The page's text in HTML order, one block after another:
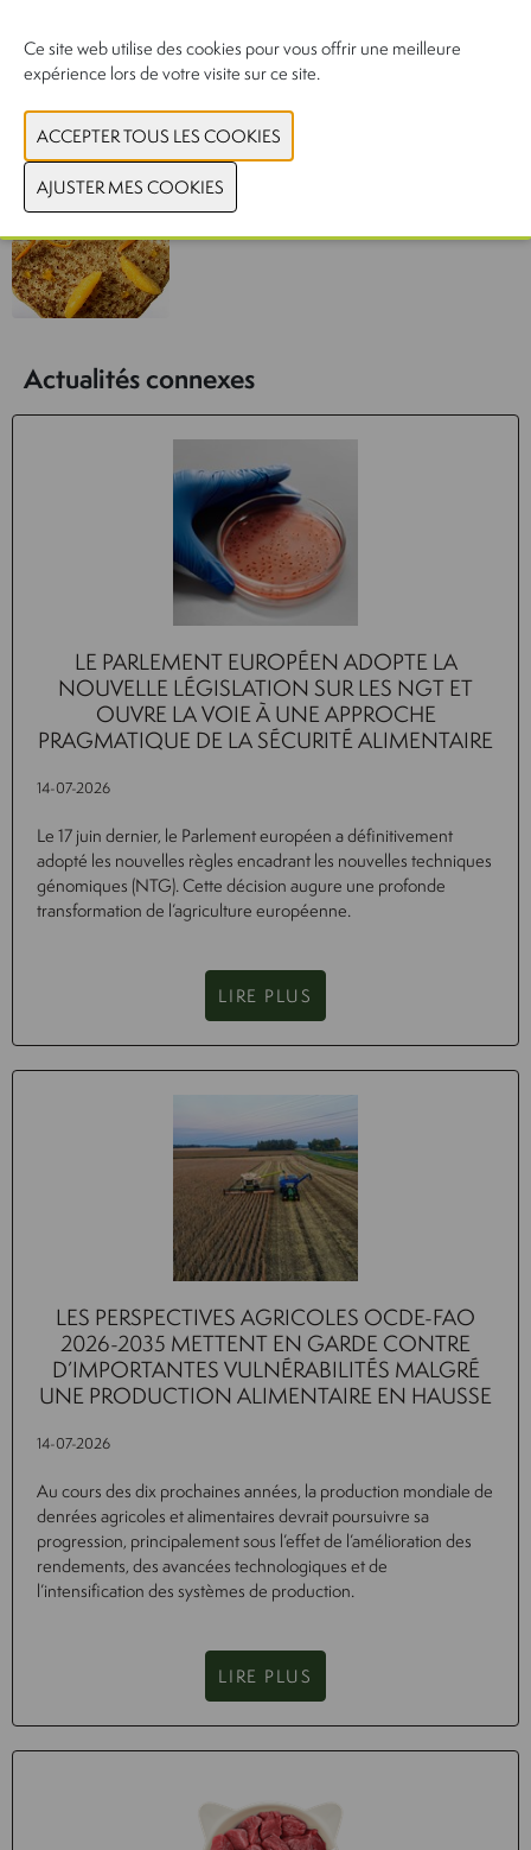
Actualités connexes
LE PARLEMENT EUROPÉEN ADOPTE LA
NOUVELLE LÉGISLATION SUR LES NGT ET
OUVRE LA VOIE À UNE APPROCHE
PRAGMATIQUE DE LA SÉCURITÉ ALIMENTAIRE
14-07-2026
Le 17 juin dernier, le Parlement européen a définitivement
adopté les nouvelles règles encadrant les nouvelles techniques
génomiques (NTG). Cette décision augure une profonde
transformation de l’agriculture européenne.
LIRE PLUS
LES PERSPECTIVES AGRICOLES OCDE-FAO
2026-2035 METTENT EN GARDE CONTRE
D’IMPORTANTES VULNÉRABILITÉS MALGRÉ
UNE PRODUCTION ALIMENTAIRE EN HAUSSE
14-07-2026
Au cours des dix prochaines années, la production mondiale de
denrées agricoles et alimentaires devrait poursuivre sa
progression, principalement sous l’effet de l’amélioration des
rendements, des avancées technologiques et de
l’intensification des systèmes de production.
LIRE PLUS
Ce site web utilise des cookies pour vous offrir une meilleure
expérience lors de votre visite sur ce site.